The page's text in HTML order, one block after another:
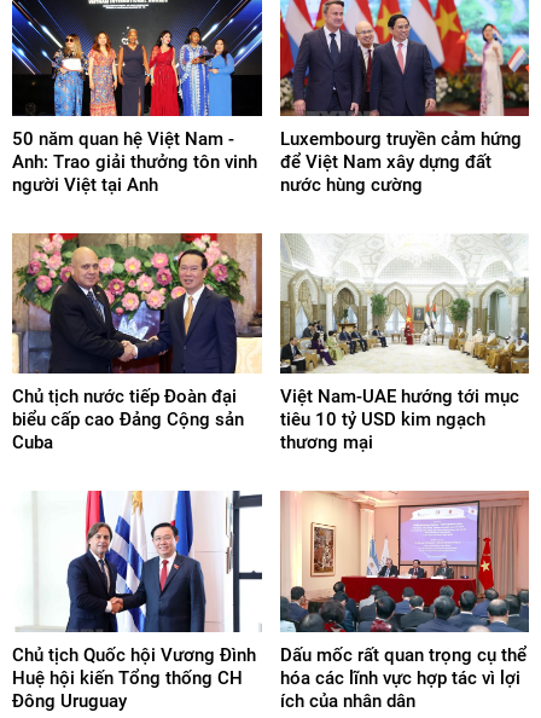
50 năm quan hệ Việt Nam -
Anh: Trao giải thưởng tôn vinh
người Việt tại Anh
Luxembourg truyền cảm hứng
để Việt Nam xây dựng đất
nước hùng cường
Chủ tịch nước tiếp Đoàn đại
biểu cấp cao Đảng Cộng sản
Cuba
Việt Nam-UAE hướng tới mục
tiêu 10 tỷ USD kim ngạch
thương mại
Chủ tịch Quốc hội Vương Đình
Huệ hội kiến Tổng thống CH
Đông Uruguay
Dấu mốc rất quan trọng cụ thể
hóa các lĩnh vực hợp tác vì lợi
ích của nhân dân